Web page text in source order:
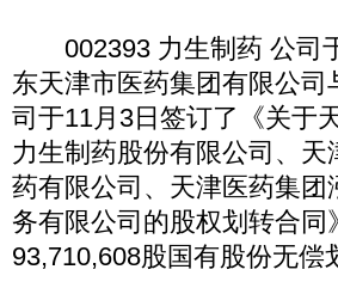
002393 力生制药 公司
东天津市医药集团有限公
司于11月3日签订了《关于
力生制药股份有限公司、
药有限公司、天津医药集
务有限公司的股权划转合
93,710,608股国有股份无